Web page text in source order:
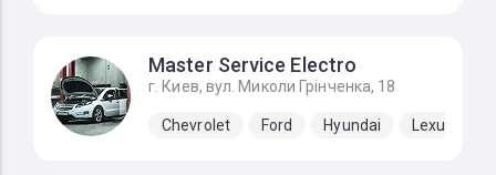
Master Service Electro
г. Киев, вул. Миколи Грінченка, 18
Chevrolet Ford Hyundai Lexus